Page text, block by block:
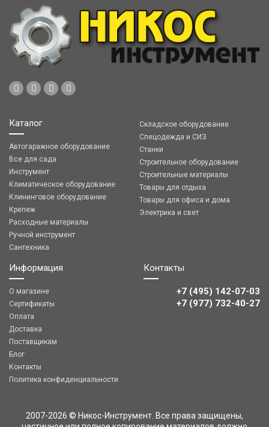
Каталог
Автогаражное оборудование
Все для сада
Инструмент
Климатическое оборудование
Клининговое оборудование
Крепеж
Расходные материалы
Ручной инструмент
Сантехника
Складское оборудование
Спецодежда и СИЗ
Станки
Строительное оборудование
Строительные материалы
Товары для отдыха
Товары для офиса и дома
Электрика и свет
Информация
О магазине
Сертификаты
Оплата
Доставка
Поставщикам
Блог
Контакты
Политика конфиденциальности
Контакты
+7 (495) 142-07-03
‎‎+7 (977) 732-40-27
2007-2026 © Никос-Инструмент. Все права защищены,